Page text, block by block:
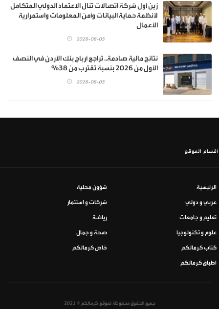
زين أول شركة اتصالات تنال الاعتماد الدولي المتكامل
لأنظمة حماية البيانات وأمن المعلومات واستمرارية
الأعمال
2026-08-05
نتائج مالية صادمة.. تراجع أرباح بنك الأردن في النصف
الأول من 2026 بنسبة تقترب من 38%
2026-08-05
أقسام الموقع
الرئيسية شؤون محلية
عربي و دولي شركات و استثمار
تعليم و جامعات رياضة
علوم و تكنولوجيا صحة و جمال
كتاب كرمالكم خاص كرمالكم
اطباق كرمالكم
جميع الحقوق محفوظة لموقع كرمالكم © 2021